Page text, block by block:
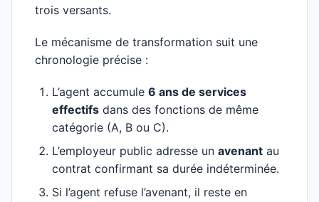
trois versants.
Le mécanisme de transformation suit une
chronologie précise :
L’agent accumule 6 ans de services
effectifs dans des fonctions de même
catégorie (A, B ou C).
L’employeur public adresse un avenant au
contrat confirmant sa durée indéterminée.
Si l’agent refuse l’avenant, il reste en